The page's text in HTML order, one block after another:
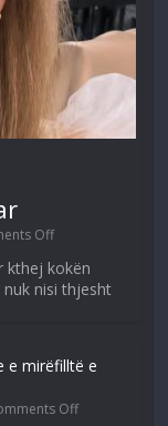
Off
kthej kokën
nuk nisi thjesht
e mirëfilltë e
Off